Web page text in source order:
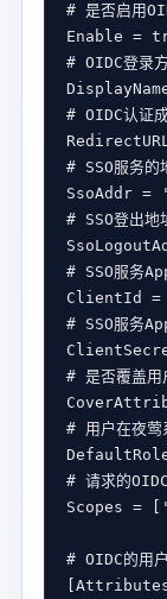
# 是否启用
Enable =
# OIDC登录
# OIDC认证
# SSO服务的
SsoAddr =
# SSO登出地
# SSO服务
ClientId
=
# SSO服务
# 是否覆盖
# 用户在夜
# 请求的
Scopes = [
# OIDC的用